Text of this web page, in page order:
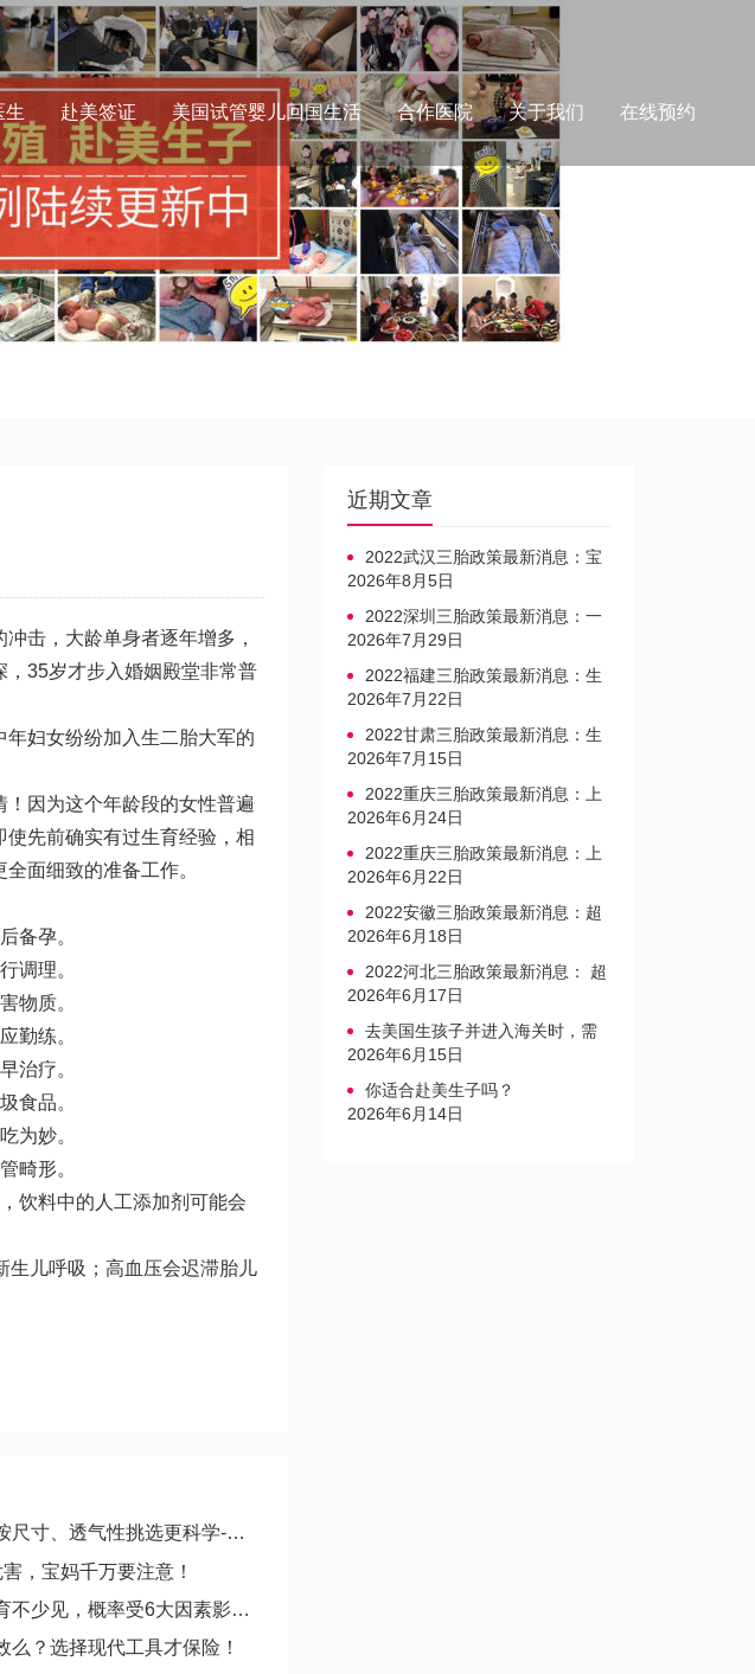
生 赴美签证 美国试管婴儿回国生活 合作医院 关于我们 在线预约
击，大龄单身者逐年增多，
35岁才步入婚姻殿堂非常普
妇女纷纷加入生二胎大军的
因为这个年龄段的女性普遍
先前确实有过生育经验，相
面细致的准备工作。
备孕。
调理。
物质。
勤练。
治疗。
食品。
为妙。
畸形。
饮料中的人工添加剂可能会
生儿呼吸；高血压会迟滞胎儿
气性挑选更科学-哈萨克斯坦试管婴儿
，宝妈千万要注意！
率受6大因素影响-哈萨克斯坦试管婴儿
么？选择现代工具才保险！
近期文章
2022武汉三胎政策最新消息：宝
宝上户口不再罚款
2026年8月5日
2022深圳三胎政策最新消息：一
文读懂上户口是否罚款
2026年7月29日
2022福建三胎政策最新消息：生
育奖励发放迎新标准
2026年7月22日
2022甘肃三胎政策最新消息：生
育产假不享受带薪福利
2026年7月15日
2022重庆三胎政策最新消息：上
户口、办准生证指南
2026年6月24日
2022重庆三胎政策最新消息：上
户口、办准生证指南
2026年6月22日
2022安徽三胎政策最新消息：超
生家庭罚款标准更新
2026年6月18日
2022河北三胎政策最新消息： 超
生三孩不再缴纳社会抚养费
2026年6月17日
去美国生孩子并进入海关时，需
要注意的事项是什么？
2026年6月15日
你适合赴美生子吗？
2026年6月14日